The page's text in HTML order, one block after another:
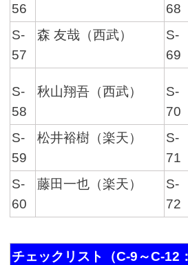
56
68
S-
57
森 友哉（西武）
S-
69
S-
58
秋山翔吾（西武）
S-
70
S-
59
松井裕樹（楽天）
S-
71
S-
60
藤田一也（楽天）
S-
72
チェックリスト（C-9～C-12